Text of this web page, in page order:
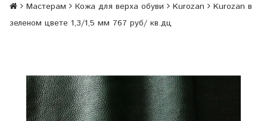
Мастерам Кожа для верха обуви Kurozan
Kurozan в
зеленом цвете 1,3/1,5 мм 767 руб/ кв.дц